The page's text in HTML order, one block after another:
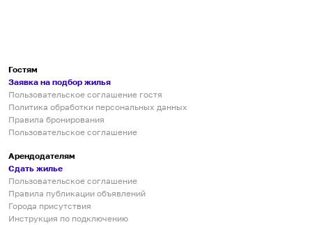
Гостям
Заявка на подбор жилья
Пользовательское соглашение гостя
Политика обработки персональных данных
Правила бронирования
Пользовательское соглашение
Арендодателям
Сдать жилье
Пользовательское соглашение
Правила публикации объявлений
Города присутствия
Инструкция по подключению